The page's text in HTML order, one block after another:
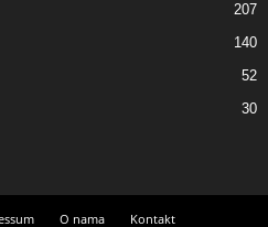
207
140
52
30
O nama Kontakt